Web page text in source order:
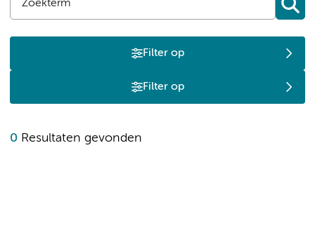
Filter op
Filter op
0 Resultaten gevonden